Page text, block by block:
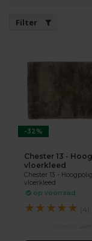
Filter
-32%
Chester 13 -
vloerkleed
Chester 13 - Hoogpolig
vloerkleed
op voorraad
★★★★★ (4)